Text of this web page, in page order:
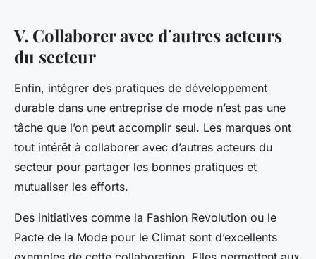
V. Collaborer avec d’autres acteurs
du secteur
Enfin, intégrer des pratiques de développement
durable dans une entreprise de mode n’est pas une
tâche que l’on peut accomplir seul. Les marques ont
tout intérêt à collaborer avec d’autres acteurs du
secteur pour partager les bonnes pratiques et
mutualiser les efforts.
Des initiatives comme la Fashion Revolution ou le
Pacte de la Mode pour le Climat sont d’excellents